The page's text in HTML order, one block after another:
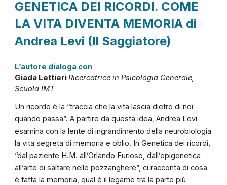
GENETICA DEI RICORDI. COME
LA VITA DIVENTA MEMORIA di
Andrea Levi (Il Saggiatore)
L’autore dialoga con
Giada LettieriRicercatrice inPsicologia Generale,
Scuola IMT
Un ricordo è la “traccia che la vita lascia dietro di noi
quando passa”. A partire da questa idea, Andrea Levi
esamina con la lente di ingrandimento della neurobiologia
la vita segreta di memoria e oblio. In Genetica dei ricordi,
“dal paziente H.M. all’Orlando Furioso, dall’epigenetica
all’arte di saltare nelle pozzanghere”, ci racconta di cosa
è fatta la memoria, qual è il legame tra la parte più